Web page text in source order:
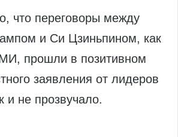
что переговоры между
и Си Цзиньпином, как
прошли в позитивном
заявления от лидеров
не прозвучало.